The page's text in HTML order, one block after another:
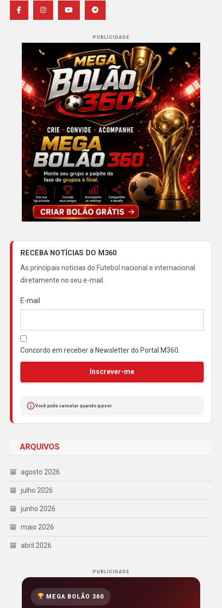
PUBLICIDADE
RECEBA NOTÍCIAS DO M360
As principais notícias do Futebol nacional e internacional
diretamente no seu e-mail.
E-mail
Concordo em receber a Newsletter do Portal M360.
Inscrever-me
Você pode cancelar quando quiser.
ARQUIVOS
agosto 2026
julho 2026
junho 2026
maio 2026
abril 2026
PUBLICIDADE
MEGA BOLÃO 360